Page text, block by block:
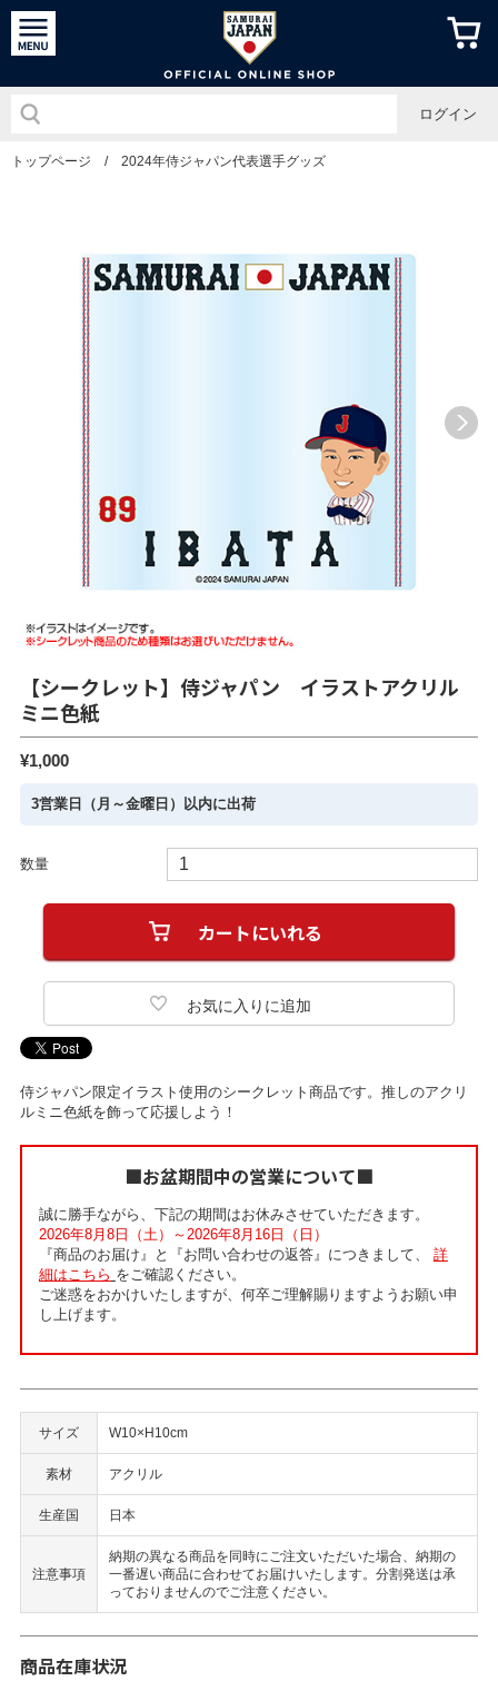
侍ジャパ
ログイン
トップページ / 2024年侍ジャパン代表選手グッズ
【シークレット】侍ジャパン イラストアクリル
ミニ色紙
¥1,000
3営業日（月～金曜日）以内に出荷
数量
侍ジャパン限定イラスト使用のシークレット商品です。推しのアクリ
ルミニ色紙を飾って応援しよう！
■お盆期間中の営業について■
誠に勝手ながら、下記の期間はお休みさせていただきます。
2026年8月8日（土）～2026年8月16日（日）
『商品のお届け』と『お問い合わせの返答』につきまして、 詳
細はこちら をご確認ください。
ご迷惑をおかけいたしますが、何卒ご理解賜りますようお願い申
し上げます。
サイズ W10×H10cm
素材 アクリル
生産国 日本
注意事項
納期の異なる商品を同時にご注文いただいた場合、納期の
一番遅い商品に合わせてお届けいたします。分割発送は承
っておりませんのでご注意ください。
商品在庫状況